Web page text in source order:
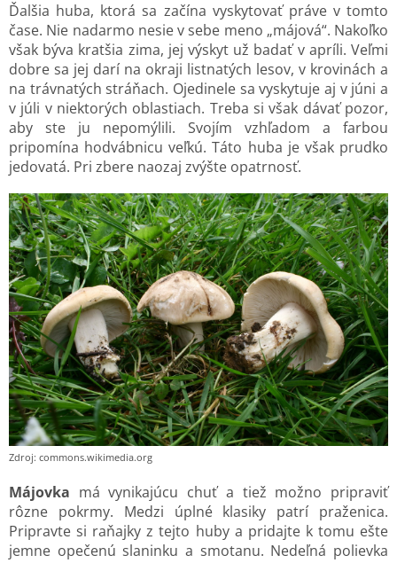
Ďalšia huba, ktorá sa začína vyskytovať práve v tomto
čase. Nie nadarmo nesie v sebe meno „májová“. Nakoľko
však býva kratšia zima, jej výskyt už badať v apríli. Veľmi
dobre sa jej darí na okraji listnatých lesov, v krovinách a
na trávnatých stráňach. Ojedinele sa vyskytuje aj v júni a
v júli v niektorých oblastiach. Treba si však dávať pozor,
aby ste ju nepomýlili. Svojím vzhľadom a farbou
pripomína hodvábnicu veľkú. Táto huba je však prudko
jedovatá. Pri zbere naozaj zvýšte opatrnosť.
Zdroj: commons.wikimedia.org
Májovka má vynikajúcu chuť a tiež možno pripraviť
rôzne pokrmy. Medzi úplné klasiky patrí praženica.
Pripravte si raňajky z tejto huby a pridajte k tomu ešte
jemne opečenú slaninku a smotanu. Nedeľná polievka